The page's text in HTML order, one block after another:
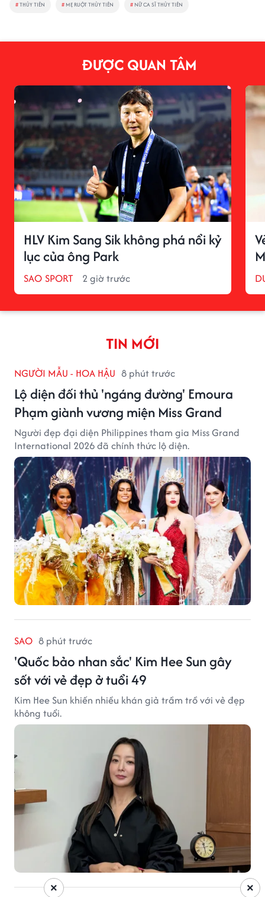
#THỦY TIÊN # MẸ RUỘT THỦY TIÊN # NỮ CA SĨ THỦY TIÊN
ĐƯỢC QUAN TÂM
HLV Kim Sang Sik không phá nổi kỷ
lục của ông Park
SAO SPORT 2 giờ trước
TIN MỚI
NGƯỜI MẪU - HOA HẬU 8 phút trước
Lộ diện đối thủ 'ngáng đường' Emoura
Phạm giành vương miện Miss Grand
Người đẹp đại diện Philippines tham gia Miss Grand
International 2026 đã chính thức lộ diện.
SAO 8 phút trước
'Quốc bảo nhan sắc' Kim Hee Sun gây
sốt với vẻ đẹp ở tuổi 49
Kim Hee Sun khiến nhiều khán giả trầm trồ với vẻ đẹp
không tuổi.
×
×